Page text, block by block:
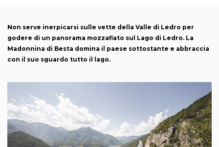
Non serve inerpicarsi sulle vette della Valle di Ledro per
godere di un panorama mozzafiato sul Lago di Ledro. La
Madonnina di Besta domina il paese sottostante e abbraccia
con il suo sguardo tutto il lago.